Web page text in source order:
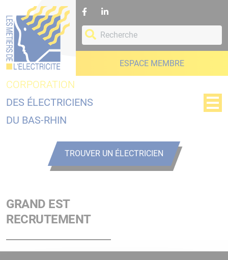
ESPACE MEMBRE
CORPORATION
DES ÉLECTRICIENS
DU BAS-RHIN
TROUVER UN ÉLECTRICIEN
GRAND EST
RECRUTEMENT
Panneau de gestion des cookies